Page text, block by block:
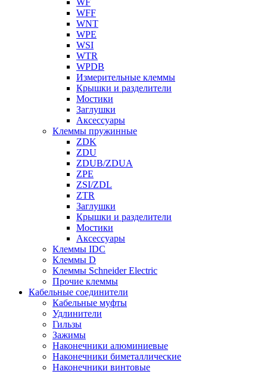
WFF
WNT
WPE
WSI
WTR
WPDB
Измерительные клеммы
Крышки и разделители
Мостики
Заглушки
Аксессуары
Клеммы пружинные
ZDK
ZDU
ZDUB/ZDUA
ZPE
ZSI/ZDL
ZTR
Заглушки
Крышки и разделители
Мостики
Аксессуары
Клеммы IDC
Клеммы D
Клеммы Schneider Electric
Прочие клеммы
Кабельные соединители
Кабельные муфты
Удлинители
Гильзы
Зажимы
Наконечники алюминиевые
Наконечники биметаллические
Наконечники винтовые